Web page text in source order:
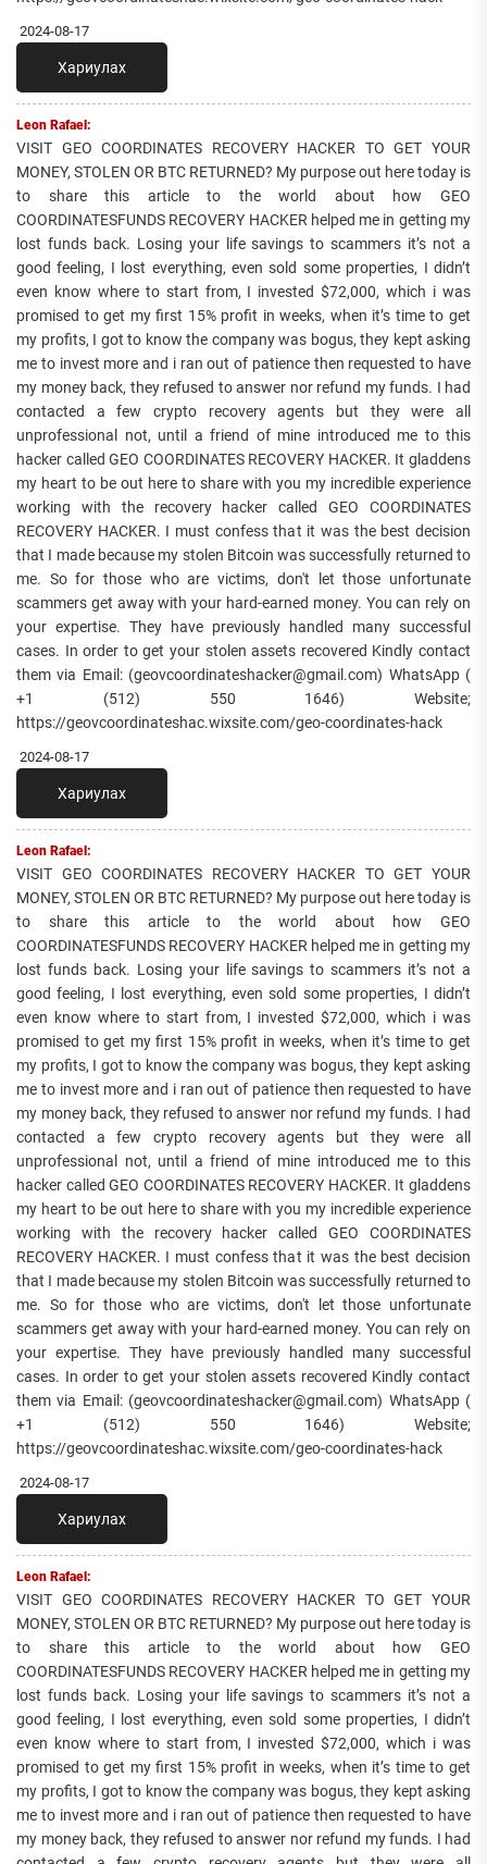
2024-08-17
Хариулах
Leon Rafael:
VISIT GEO COORDINATES RECOVERY HACKER TO GET YOUR
MONEY, STOLEN OR BTC RETURNED? My purpose out here today is
to share this article to the world about how GEO
COORDINATESFUNDS RECOVERY HACKER helped me in getting my
lost funds back. Losing your life savings to scammers it’s not a
good feeling, I lost everything, even sold some properties, I didn’t
even know where to start from, I invested $72,000, which i was
promised to get my first 15% profit in weeks, when it’s time to get
my profits, I got to know the company was bogus, they kept asking
me to invest more and i ran out of patience then requested to have
my money back, they refused to answer nor refund my funds. I had
contacted a few crypto recovery agents but they were all
unprofessional not, until a friend of mine introduced me to this
hacker called GEO COORDINATES RECOVERY HACKER. It gladdens
my heart to be out here to share with you my incredible experience
working with the recovery hacker called GEO COORDINATES
RECOVERY HACKER. I must confess that it was the best decision
that I made because my stolen Bitcoin was successfully returned to
me. So for those who are victims, don't let those unfortunate
scammers get away with your hard-earned money. You can rely on
your expertise. They have previously handled many successful
cases. In order to get your stolen assets recovered Kindly contact
them via Email: (geovcoordinateshacker@gmail.com) WhatsApp (
+1 (512) 550 1646) Website;
https://geovcoordinateshac.wixsite.com/geo-coordinates-hack
2024-08-17
Хариулах
Leon Rafael:
VISIT GEO COORDINATES RECOVERY HACKER TO GET YOUR
MONEY, STOLEN OR BTC RETURNED? My purpose out here today is
to share this article to the world about how GEO
COORDINATESFUNDS RECOVERY HACKER helped me in getting my
lost funds back. Losing your life savings to scammers it’s not a
good feeling, I lost everything, even sold some properties, I didn’t
even know where to start from, I invested $72,000, which i was
promised to get my first 15% profit in weeks, when it’s time to get
my profits, I got to know the company was bogus, they kept asking
me to invest more and i ran out of patience then requested to have
my money back, they refused to answer nor refund my funds. I had
contacted a few crypto recovery agents but they were all
unprofessional not, until a friend of mine introduced me to this
hacker called GEO COORDINATES RECOVERY HACKER. It gladdens
my heart to be out here to share with you my incredible experience
working with the recovery hacker called GEO COORDINATES
RECOVERY HACKER. I must confess that it was the best decision
that I made because my stolen Bitcoin was successfully returned to
me. So for those who are victims, don't let those unfortunate
scammers get away with your hard-earned money. You can rely on
your expertise. They have previously handled many successful
cases. In order to get your stolen assets recovered Kindly contact
them via Email: (geovcoordinateshacker@gmail.com) WhatsApp (
+1 (512) 550 1646) Website;
https://geovcoordinateshac.wixsite.com/geo-coordinates-hack
2024-08-17
Хариулах
Leon Rafael:
VISIT GEO COORDINATES RECOVERY HACKER TO GET YOUR
MONEY, STOLEN OR BTC RETURNED? My purpose out here today is
to share this article to the world about how GEO
COORDINATESFUNDS RECOVERY HACKER helped me in getting my
lost funds back. Losing your life savings to scammers it’s not a
good feeling, I lost everything, even sold some properties, I didn’t
even know where to start from, I invested $72,000, which i was
promised to get my first 15% profit in weeks, when it’s time to get
my profits, I got to know the company was bogus, they kept asking
me to invest more and i ran out of patience then requested to have
my money back, they refused to answer nor refund my funds. I had